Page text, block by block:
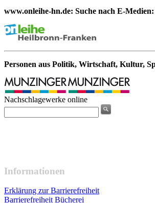
www.onleihe-hn.de: Suche nach E-
Personen aus Politik, Wirtschaft, Kultur,
Nachschlagewerke online
Informationen
Erklärung zur Barrierefreiheit
Barrierefreiheit Bücherei